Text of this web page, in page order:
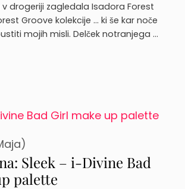
drogeriji zagledala Isadora Forest
Groove kolekcije … ki še kar noče
mojih misli. Delček notranjega …
Sleek – i-Divine Bad
palette